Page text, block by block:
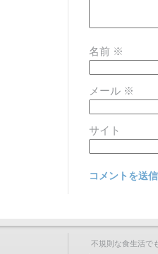
名前 ※
メール ※
サイト
不規則な食生活で